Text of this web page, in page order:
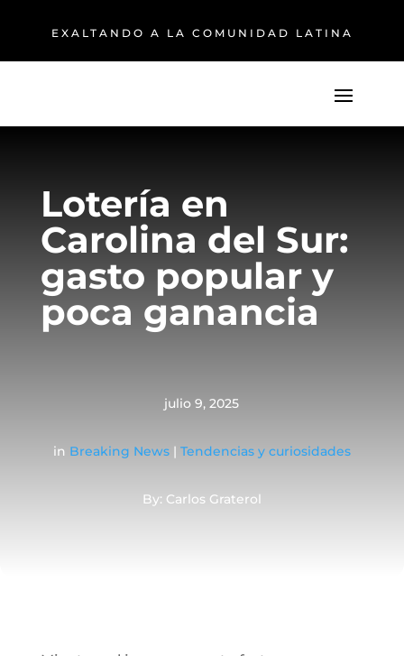
EXALTANDO A LA COMUNIDAD LATINA
Lotería en
Carolina del Sur:
gasto popular y
poca ganancia
julio 9, 2025
in Breaking News| Tendencias y curiosidades
By: Carlos Graterol